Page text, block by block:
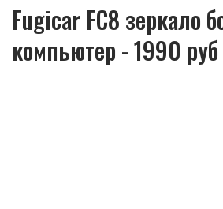
Fugicar FC8 зеркало
компьютер - 1990 руб